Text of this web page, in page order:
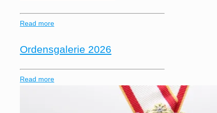
Read more
Ordensgalerie 2026
Read more